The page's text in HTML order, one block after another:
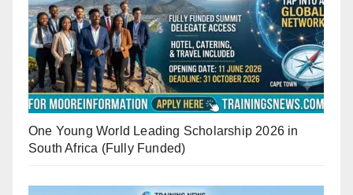
One Young World Leading Scholarship 2026 in
South Africa (Fully Funded)